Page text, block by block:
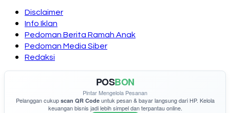
Disclaimer
Info Iklan
Pedoman Berita Ramah Anak
Pedoman Media Siber
Redaksi
POSBON
Pintar Mengelola Pesanan
Pelanggan cukup scan QR Codeuntuk pesan & bayar langsung dari HP. Kelola
keuangan bisnis jadi lebih simpel dan terpantau online.